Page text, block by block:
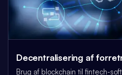
Decentralisering af
Brug af blockchain til fintech-